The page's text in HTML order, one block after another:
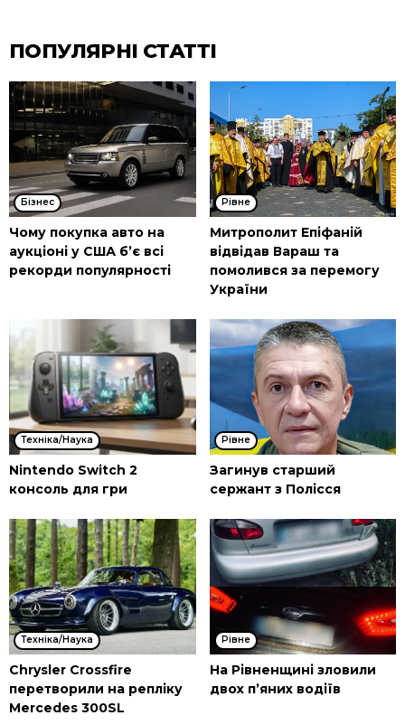
ПОПУЛЯРНІ СТАТТІ
Бізнес
Чому покупка авто на
аукціоні у США б’є всі
рекорди популярності
Рівне
Митрополит Епіфаній
відвідав Вараш та
помолився за перемогу
України
Техніка/Наука
Nintendo Switch 2
консоль для гри
Рівне
Загинув старший
сержант з Полісся
Техніка/Наука
Chrysler Crossfire
перетворили на репліку
Mercedes 300SL
Рівне
На Рівненщині зловили
двох п’яних водіїв